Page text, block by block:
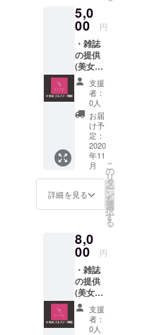
いま
す。 ※
リター
ンとし
ての雑
誌の販
売許可
は得て
いま
す。
5,0
00 円
・雑誌
の提供
(美女ゴ
ル
ファー
のサイ
ン入り
+ 購入
者様の
宛名付
き(○○さ
んへ))
・ポス
ター付
き ※ コ
ロナの
日程が
遅れる
場合が
ござい
ます。
※ リ
ターン
として
の雑誌
支援
者：
0人
お届
け予
定：
2020
年11
月
詳細を見る
こ
の
リ
タ
ー
ン
を
選
択
す
る
8,0
00 円
・雑誌
の提供
(美女ゴ
ル
ファー
のサイ
支援
者：
0人